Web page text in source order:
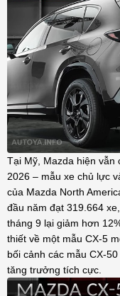
Tại Mỹ, Mazda hiện vẫn
2026 – mẫu xe chủ lực
của Mazda North
đầu năm đạt 319.664
tháng 9 lại giảm hơn
thiết về một mẫu CX-5
bối cảnh các mẫu CX-
tăng trưởng tích cực.